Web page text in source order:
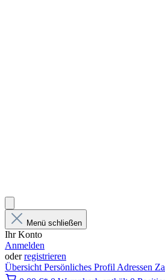
Menü schließen
Ihr Konto
Anmelden
oderregistrieren
Übersicht Persönliches Profil Adressen